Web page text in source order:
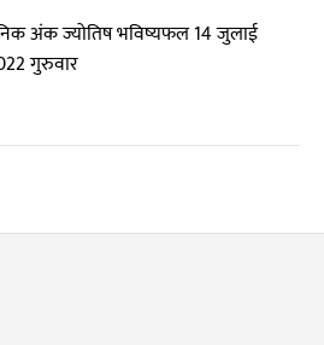
अंक ज्योतिष भविष्यफल 14 जुलाई
गुरुवार